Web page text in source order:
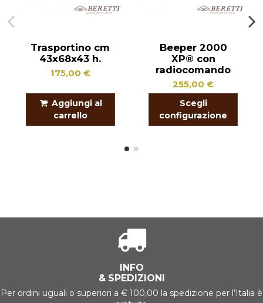
Trasportino cm
43x68x43 h.
175,00 €
Aggiungi al
carrello
Beeper 2000
XP® con
radiocomando
255,00 €
Scegli
configurazione
INFO
& SPEDIZIONI
Per ordini uguali o superiori a € 100,00 la spedizione per l’Italia è